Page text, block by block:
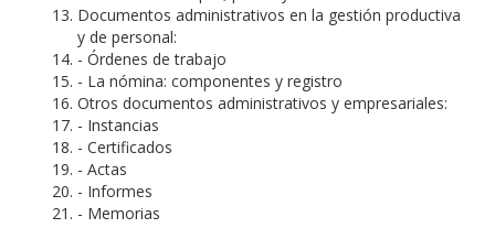
Documentos administrativos en la gestión productiva
y de personal:
- Órdenes de trabajo
- La nómina: componentes y registro
Otros documentos administrativos y empresariales:
- Instancias
- Certificados
- Actas
- Informes
- Memorias